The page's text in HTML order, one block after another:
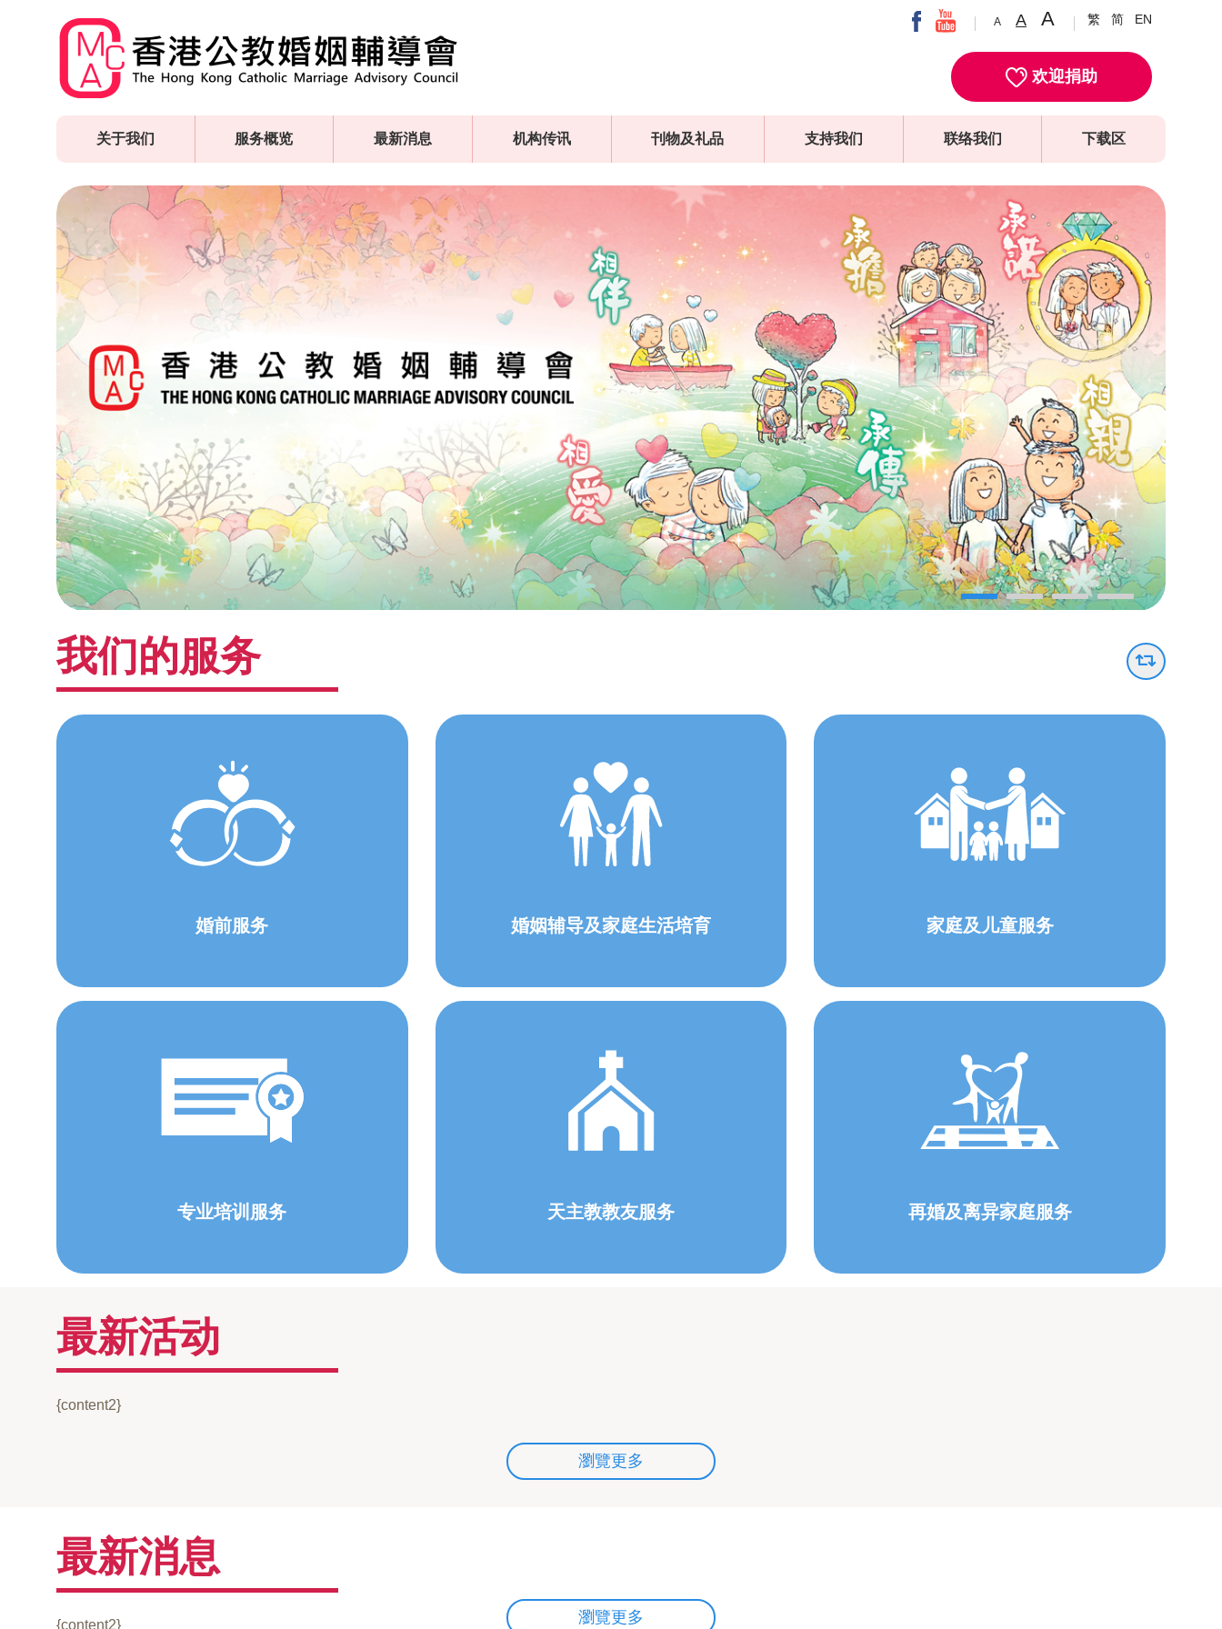
A A A 繁 简 EN
欢迎捐助
关于我们 服务概览 最新消息 机构传讯 刊物及礼品 支持我们 联络我们 下载区
我们的服务
婚前服务 婚姻辅导及家庭生活培育 家庭及儿童服务
专业培训服务 天主教教友服务 再婚及离异家庭服务
最新活动
{content2}
瀏覽更多
最新消息
{content2} 瀏覽更多